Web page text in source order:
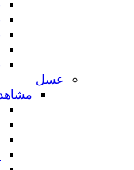
عسل